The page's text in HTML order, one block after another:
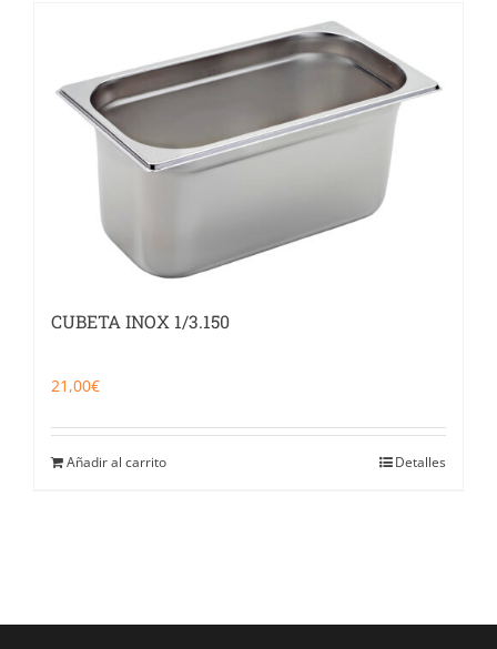
CUBETA INOX 1/3.150
21,00€
Añadir al carrito Detalles